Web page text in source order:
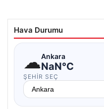
Hava Durumu
☁Ankara
NaN°C
ŞEHIR SEÇ